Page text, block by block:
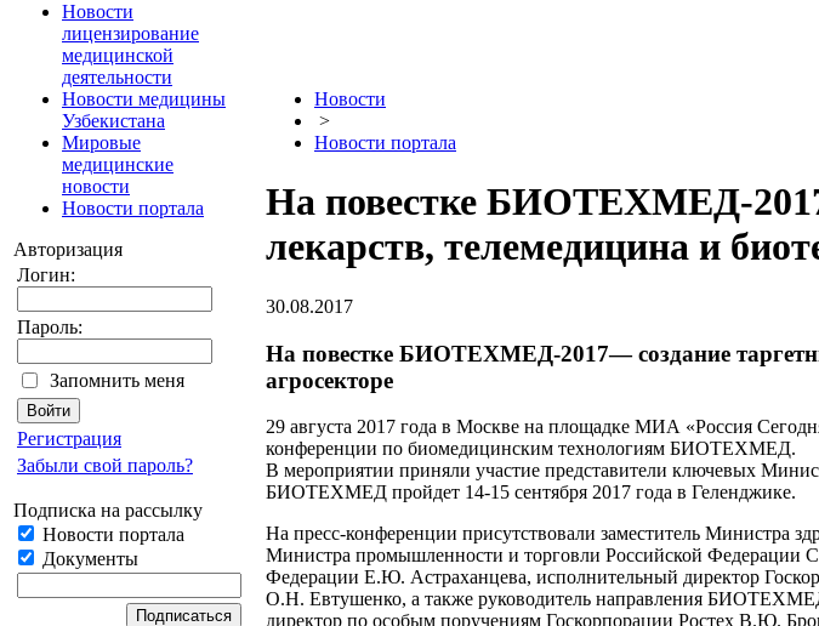
Новости
лицензирование
медицинской
деятельности
Новости медицины
Узбекистана
Мировые
медицинские
новости
Новости портала
Авторизация
Логин:
Пароль:
Запомнить меня
Регистрация
Забыли свой пароль?
Подписка на рассылку
Новости портала
Документы
Новости
>
Новости портала
На повестке БИОТЕХМЕД-
лекарств, телемедицина и
30.08.2017
На повестке БИОТЕХМЕД-2017— создание
агросекторе
29 августа 2017 года в Москве на площадке МИА «Россия
конференции по биомедицинским технологиям БИОТЕХМЕД.
В мероприятии приняли участие представители ключевых
БИОТЕХМЕД пройдет 14-15 сентября 2017 года в Геленджике.
На пресс-конференции присутствовали заместитель Министра
Министра промышленности и торговли Российской Федерации
Федерации Е.Ю. Астраханцева, исполнительный директор
О.Н. Евтушенко, а также руководитель направления
директор по особым поручениям Госкорпорации Ростех В.Ю.